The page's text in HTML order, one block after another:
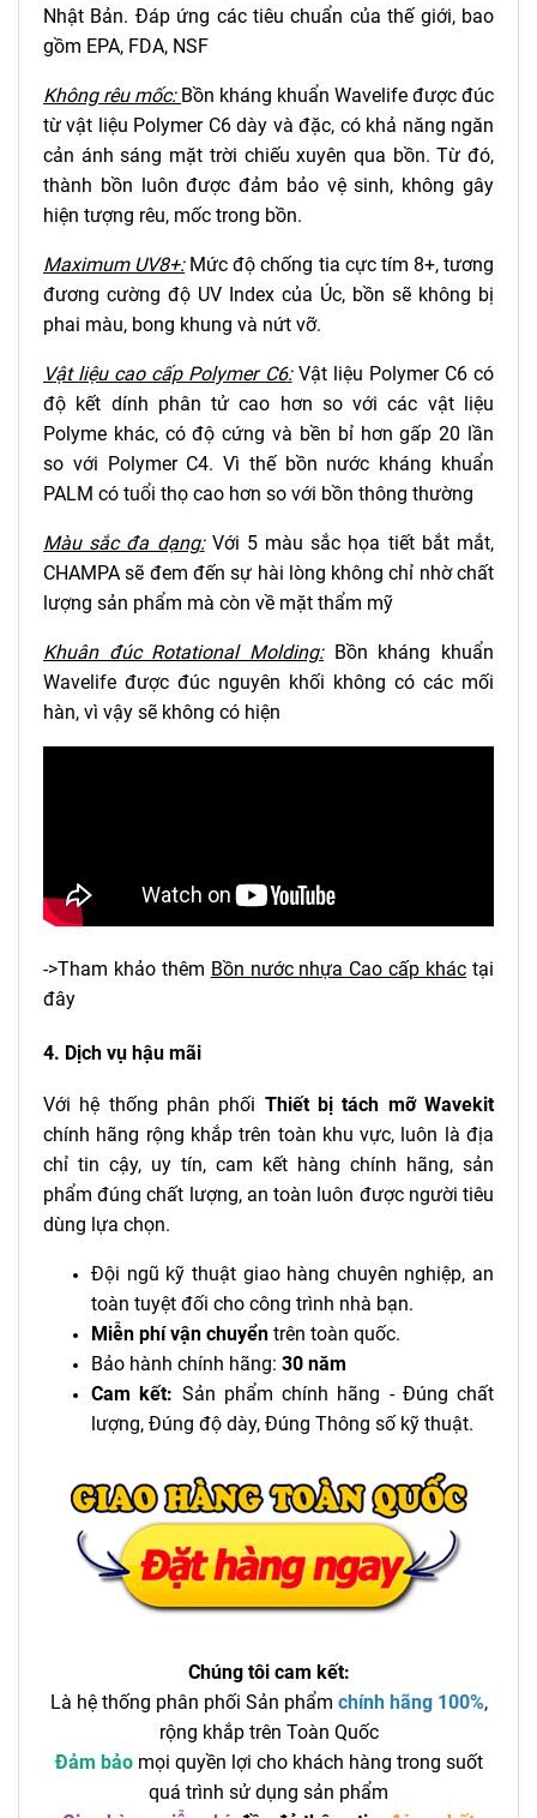
Nhật Bản. Đáp ứng các tiêu chuẩn của thế giới, bao
gồm EPA, FDA, NSF
Không rêu mốc: Bồn kháng khuẩn Wavelife được đúc
từ vật liệu Polymer C6 dày và đặc, có khả năng ngăn
cản ánh sáng mặt trời chiếu xuyên qua bồn. Từ đó,
thành bồn luôn được đảm bảo vệ sinh, không gây
hiện tượng rêu, mốc trong bồn.
Maximum UV8+:Mức độ chống tia cực tím 8+, tương
đương cường độ UV Index của Úc, bồn sẽ không bị
phai màu, bong khung và nứt vỡ.
Vật liệu cao cấp Polymer C6:Vật liệu Polymer C6 có
độ kết dính phân tử cao hơn so với các vật liệu
Polyme khác, có độ cứng và bền bỉ hơn gấp 20 lần
so với Polymer C4. Vì thế bồn nước kháng khuẩn
PALM có tuổi thọ cao hơn so với bồn thông thường
Màu sắc đa dạng:Với 5 màu sắc họa tiết bắt mắt,
CHAMPA sẽ đem đến sự hài lòng không chỉ nhờ chất
lượng sản phẩm mà còn về mặt thẩm mỹ
Khuân đúc Rotational Molding:Bồn kháng khuẩn
Wavelife được đúc nguyên khối không có các mối
hàn, vì vậy sẽ không có hiện
->Tham khảo thêm Bồn nước nhựa Cao cấp khác tại
đây
4. Dịch vụ hậu mãi
Với hệ thống phân phối Thiết bị tách mỡ Wavekit
chính hãng rộng khắp trên toàn khu vực, luôn là địa
chỉ tin cậy, uy tín, cam kết hàng chính hãng, sản
phẩm đúng chất lượng, an toàn luôn được người tiêu
dùng lựa chọn.
Đội ngũ kỹ thuật giao hàng chuyên nghiệp, an
toàn tuyệt đối cho công trình nhà bạn.
Miễn phí vận chuyển trên toàn quốc.
Bảo hành chính hãng: 30 năm
Cam kết: Sản phẩm chính hãng - Đúng chất
lượng, Đúng độ dày, Đúng Thông số kỹ thuật.
Chúng tôi cam kết:
Là hệ thống phân phối Sản phẩm chính hãng 100%,
rộng khắp trên Toàn Quốc
Đảm bảomọi quyền lợi cho khách hàng trong suốt
quá trình sử dụng sản phẩm